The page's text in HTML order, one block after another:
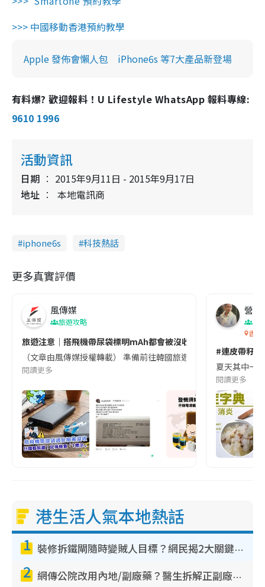
>>> 中國移動香港預約教學
Apple 發佈會懶人包 iPhone6s 等7大產品新登場
有料爆? 歡迎報料！U Lifestyle WhatsApp 報料專線:
9610 1996
活動資訊
日期
2015年9月11日 - 2015年9月17日
地址
本地電訊商
iphone6s 科技熱話
更多真實評價
風傳媒
旅遊攻略
旅遊注意｜搭飛機帶尿袋標明mAh都會被沒收😱出發前切記檢查
（文章由風傳媒授權轉載） 準備前往韓國旅遊的民眾，近期要
閱讀更多
營養
香港
#連皮帶籽
夏天其中一
閱讀更多
港生活人氣本地熱話
1 裝修拆鐵閘隨時變賊人目標？網民揭2大關鍵用途：裝新式等於白裝？附新舊鐵閘分別
2 網傳公院改用內地/副廠藥？醫生拆解正副廠分別 揭4類人換藥隨時出事